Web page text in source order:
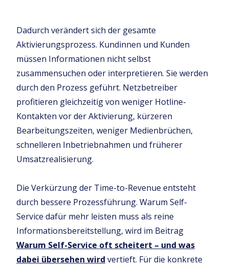
Dadurch verändert sich der gesamte
Aktivierungsprozess. Kundinnen und Kunden
müssen Informationen nicht selbst
zusammensuchen oder interpretieren. Sie werden
durch den Prozess geführt. Netzbetreiber
profitieren gleichzeitig von weniger Hotline-
Kontakten vor der Aktivierung, kürzeren
Bearbeitungszeiten, weniger Medienbrüchen,
schnelleren Inbetriebnahmen und früherer
Umsatzrealisierung.
Die Verkürzung der Time-to-Revenue entsteht
durch bessere Prozessführung. Warum Self-
Service dafür mehr leisten muss als reine
Informationsbereitstellung, wird im Beitrag
Warum Self-Service oft scheitert – und was
dabei übersehen wird vertieft. Für die konkrete